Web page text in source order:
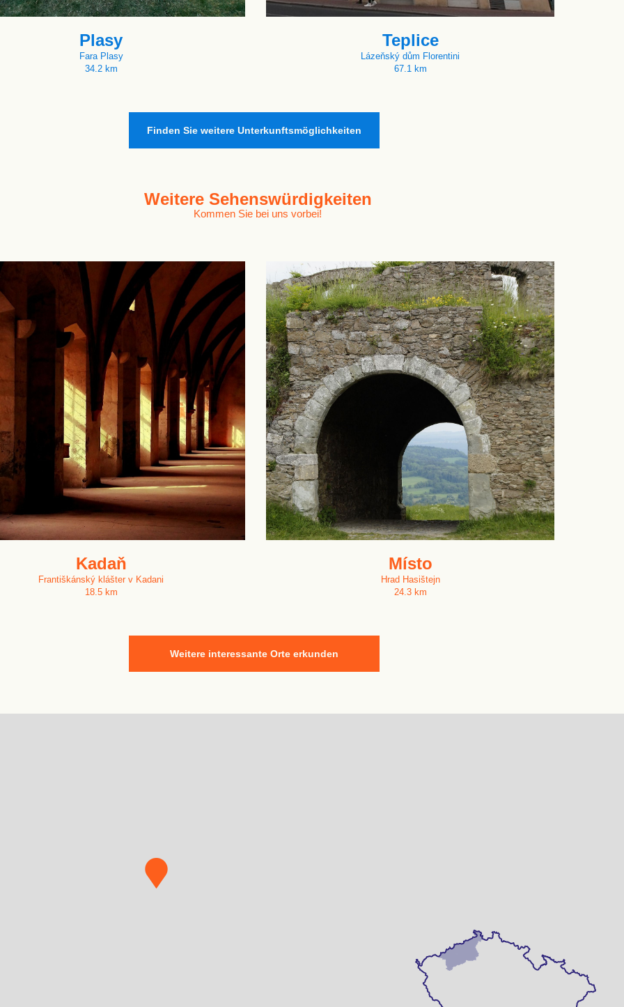
Plasy
Fara Plasy
34.2 km
Teplice
Lázeňský dům Florentini
67.1 km
Finden Sie weitere Unterkunftsmöglichkeiten
Weitere Sehenswürdigkeiten
Kommen Sie bei uns vorbei!
Kadaň
Františkánský klášter v Kadani
18.5 km
Místo
Hrad Hasištejn
24.3 km
Weitere interessante Orte erkunden